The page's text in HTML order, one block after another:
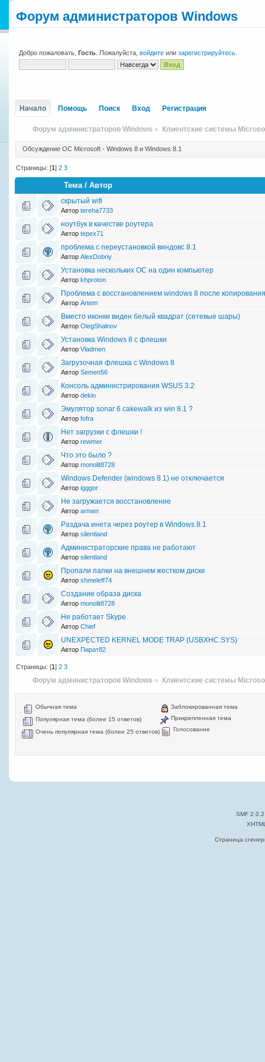
Форум администраторов Windows
Добро пожаловать, Гость . Пожалуйста, войдите или зарегистрируйтесь
Начало Помощь Поиск Вход Регистрация
Форум администраторов Windows » Клиентские системы
Обсуждение ОС Miсrosoft - Windows 8 и Windows 8.1
Страницы: [1]2 3
Тема /Автор
скрытый wifi
Автор tereha7733
ноутбук в качестве роутера
Автор tepex71
проблема с переустановкой виндовс 8.1
Автор AlexDobriy
Установка нескольких ОС на один компьютер
Автор khproton
Проблема c восстановлением windows 8 после
Автор Artem
Вместо иконки виден белый квадрат (сетевые шары)
Автор OlegShalnov
Установка Windows 8 с флешки
Автор Vladmen
Загрузочная флешка с Windows 8
Автор Semen56
Консоль администрирования WSUS 3.2
Автор dekin
Эмулятор sonar 6 cakewalk из win 8.1 ?
Автор fofra
Нет загрузки с флешки !
Автор rewmer
Что это было ?
Автор monolit8728
Windows Defender (windows 8.1) не отключается
Автор igggor
Не загружается восстановление
Автор armen
Раздача инета через роутер в Windows 8.1
Автор silentland
Администраторские права не работают
Автор silentland
Пропали папки на внешнем жестком диске
Автор shmeleff74
Создание образа диска
Автор monolit8728
Не работает Skype
Автор Chief
UNEXPECTED KERNEL MODE TRAP (USBXHC.SYS)
Автор Пират82
Страницы: [1]2 3
Форум администраторов Windows » Клиентские системы
Обычная тема
Популярная тема (более 15 ответов)
Очень популярная тема (более 25 ответов)
Заблокированная тема
Прикрепленная тема
Голосование
SMF 2.0.2
Страница